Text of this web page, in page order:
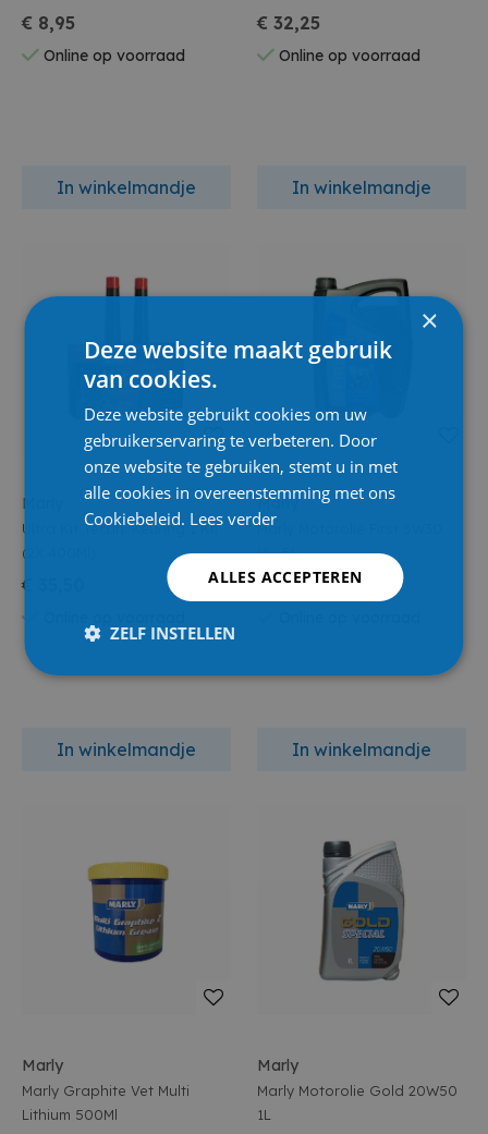
€ 8,95
Online op voorraad
In winkelmandje
€ 32,25
Online op voorraad
In winkelmandje
Marly
Ultra Kit Techn. Keuring 1 Kit
(2X 400Ml)
€ 35,50
In winkelmandje
Marly
Marly Motorolie First 5W30
Vw 5L
€ 38,45
In winkelmandje
Marly
Marly Graphite Vet Multi
Lithium 500Ml
Marly
Marly Motorolie Gold 20W50
1L
×
Deze website maakt gebruik
van cookies.
Deze website gebruikt cookies om uw
gebruikerservaring te verbeteren. Door
onze website te gebruiken, stemt u in met
alle cookies in overeenstemming met ons
Cookiebeleid. Lees verder
ALLES ACCEPTEREN
ZELF INSTELLEN